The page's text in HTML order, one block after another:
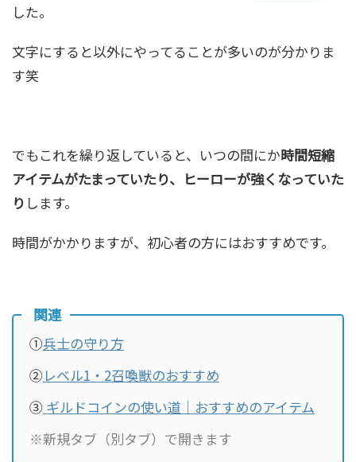
した。
文字にすると以外にやってることが多いのが分かりま
す笑
でもこれを繰り返していると、いつの間にか時間短縮
アイテムがたまっていたり、ヒーローが強くなっていた
り します。
時間がかかりますが、初心者の方にはおすすめです。
関連
①兵士の守り方
② レベル1・2召喚獣のおすすめ
③ ギルドコインの使い道｜おすすめのアイテム
※新規タブ（別タブ）で開きます